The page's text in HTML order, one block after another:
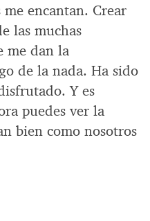
encantan. Crear
las muchas
me dan la
de la nada. Ha sido
Y es
puedes ver la
bien como nosotros